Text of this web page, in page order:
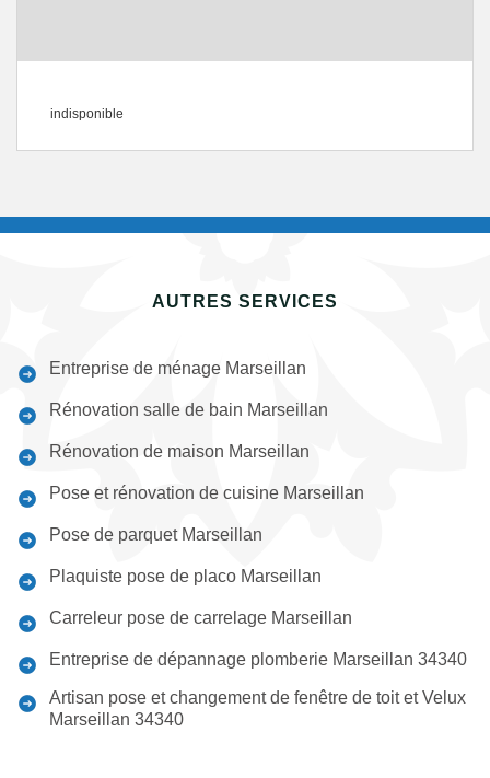
indisponible
AUTRES SERVICES
Entreprise de ménage Marseillan
Rénovation salle de bain Marseillan
Rénovation de maison Marseillan
Pose et rénovation de cuisine Marseillan
Pose de parquet Marseillan
Plaquiste pose de placo Marseillan
Carreleur pose de carrelage Marseillan
Entreprise de dépannage plomberie Marseillan 34340
Artisan pose et changement de fenêtre de toit et Velux
Marseillan 34340